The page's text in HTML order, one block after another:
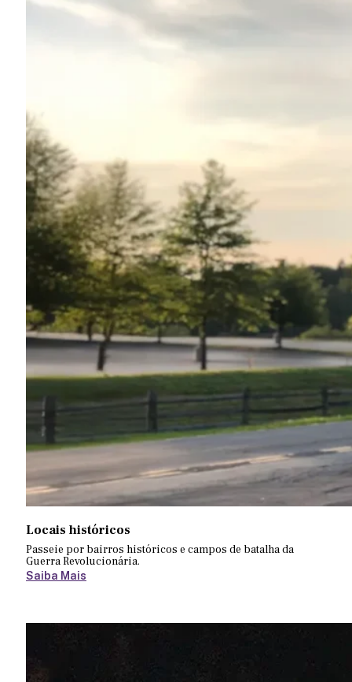
Locais históricos
Passeie por bairros históricos e campos de batalha da
Guerra Revolucionária.
Saiba Mais